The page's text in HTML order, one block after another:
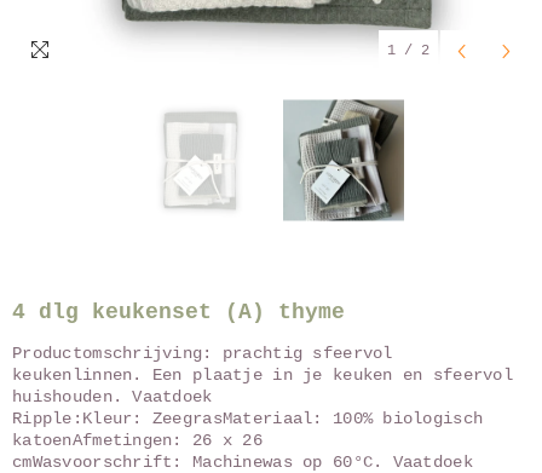
1 / 2
4 dlg keukenset (A) thyme
Productomschrijving: prachtig sfeervol
keukenlinnen. Een plaatje in je keuken en sfeervol
huishouden. Vaatdoek
Ripple:Kleur: ZeegrasMateriaal: 100% biologisch
katoenAfmetingen: 26 x 26
cmWasvoorschrift: Machinewas op 60°C. Vaatdoek